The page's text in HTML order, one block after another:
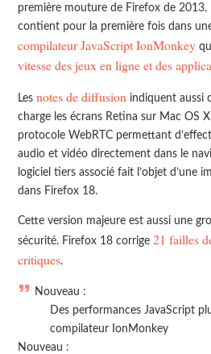
première mouture de Firefox de
contient pour la première fois dans
compilateur JavaScript IonMonkey
vitesse des jeux en ligne et des
Lesnotes de diffusion indiquent aussi
charge les écrans Retina sur Mac OS
protocole WebRTC permettant
audio et vidéo directement dans le
logiciel tiers associé fait l’objet d’une
dans Firefox 18.
Cette version majeure est aussi une
sécurité. Firefox 18 corrige21 failles
critiques.
Nouveau :
Des performances JavaScript
compilateur IonMonkey
Nouveau :